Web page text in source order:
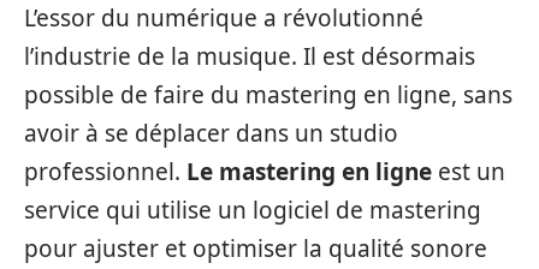
L’essor du numérique a révolutionné
l’industrie de la musique. Il est désormais
possible de faire du mastering en ligne, sans
avoir à se déplacer dans un studio
professionnel. Le mastering en ligne est un
service qui utilise un logiciel de mastering
pour ajuster et optimiser la qualité sonore